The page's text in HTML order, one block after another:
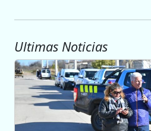
Ultimas Noticias